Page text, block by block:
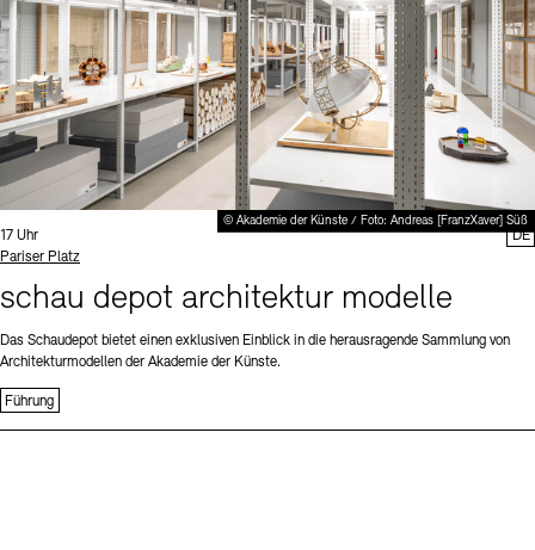
© Akademie der Künste / Foto: Andreas [FranzXaver] Süß
Uhrzeit:
17 Uhr
Standort
Pariser Platz
schau depot architektur modelle
Das Schaudepot bietet einen exklusiven Einblick in die herausragende Sammlung von
Architekturmodellen der Akademie der Künste.
Führung
DE